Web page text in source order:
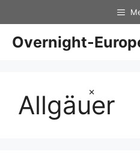
×
Inhalt
springen
Overnight-
Allgäuer